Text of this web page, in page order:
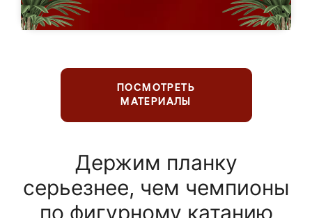
ПОСМОТРЕТЬ
МАТЕРИАЛЫ
Держим планку
серьезнее, чем чемпионы
по фигурному катанию